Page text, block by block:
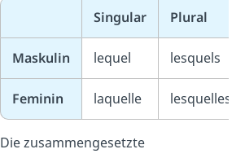
Singular Plural
Maskulin lequel lesquels
Feminin laquelle lesquelles
Die zusammengesetzte